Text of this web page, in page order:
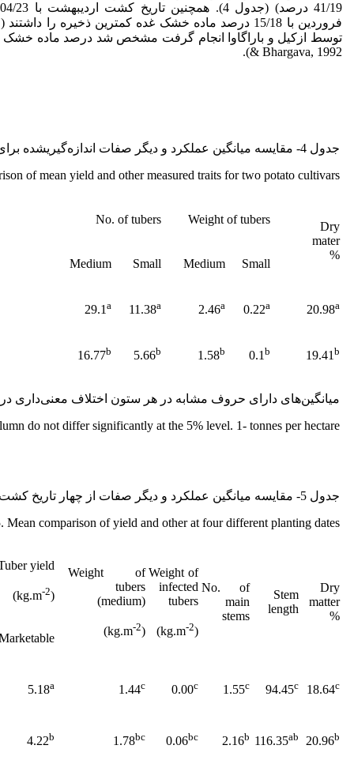
& Bhargava, 1992).
جدول 4- مقایسه میانگین عملکرد و دیگر صفات اندازه‌گیری­شده برای دو رقم سیب‌زمینی
of mean yield and other measured traits for two potato cultivars
Dry
mater
%
Weight of tubers
No. of tubers
Small
Medium
Small
Medium
20.98a
0.22a
2.46a
11.38a
29.1 a
19.41 b
0.1 b
1.58b
5.66b
16.77b
میانگین‌های دارای حروف مشابه در هر ستون اختلاف معنی‌داری
do not differ significantly at the 5% level. 1- tonnes per hectare
جدول 5- مقایسه میانگین عملکرد و دیگر صفات از چهار تاریخ کشت مختلف
Mean comparison of yield and other at four different planting dates
Dry
matter
%
Stem
length
No. of
main
stems
Weight of
infected
tubers
(kg.m
-2
)
Weight of
tubers
(medium)
(kg.m
-2
)
yield
(kg.m
-2
)
18.64c
94.45c
1.55c
0.00c
1.44c
5.18a
20.96b
116.35ab
2.16b
0.06bc
1.78bc
4.22b